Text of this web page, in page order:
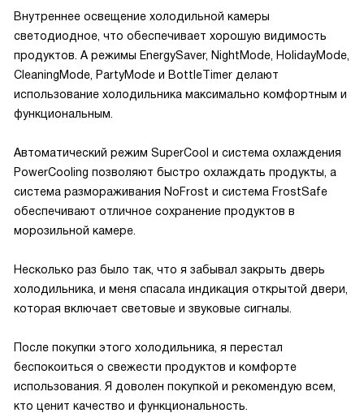
Внутреннее освещение холодильной камеры
светодиодное, что обеспечивает хорошую видимость
продуктов. А режимы EnergySaver, NightMode, HolidayMode,
CleaningMode, PartyMode и BottleTimer делают
использование холодильника максимально комфортным и
функциональным.
Автоматический режим SuperCool и система охлаждения
PowerCooling позволяют быстро охлаждать продукты, а
система размораживания NoFrost и система FrostSafe
обеспечивают отличное сохранение продуктов в
морозильной камере.
Несколько раз было так, что я забывал закрыть дверь
холодильника, и меня спасала индикация открытой двери,
которая включает световые и звуковые сигналы.
После покупки этого холодильника, я перестал
беспокоиться о свежести продуктов и комфорте
использования. Я доволен покупкой и рекомендую всем,
кто ценит качество и функциональность.